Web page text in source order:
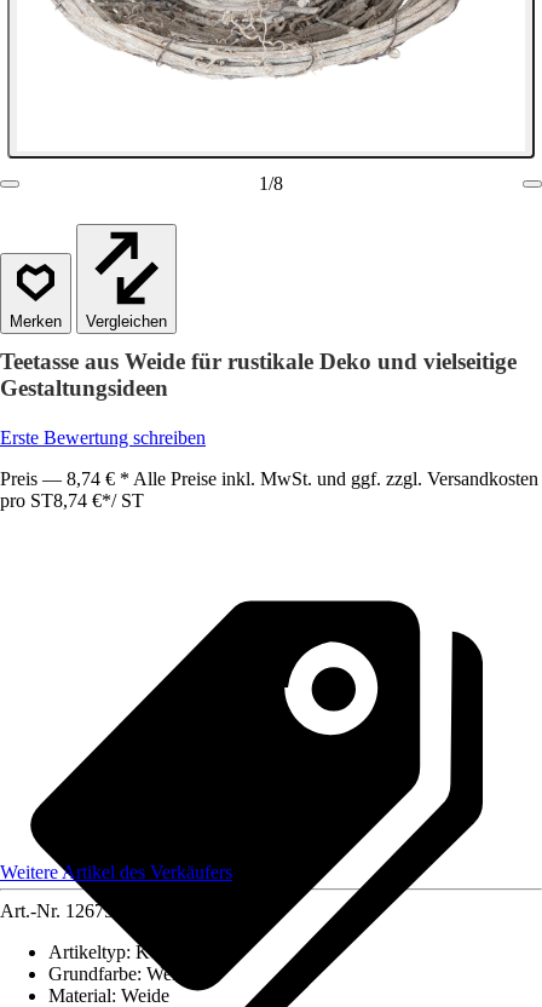
1/8
Vergleichen
Teetasse aus Weide für rustikale Deko und vielseitige
Gestaltungsideen
Erste Bewertung schreiben
Preis — 8,74 € * Alle Preise inkl. MwSt. und ggf. zzgl. Versandkosten
pro ST8,74 €*/ ST
Weitere Artikel des Verkäufers
Art.-Nr. 12675058
Artikeltyp: Korb
Grundfarbe: Weiß
Material: Weide